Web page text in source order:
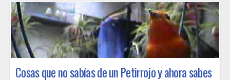
Cosas que no sabías de un Petirrojo y ahora sabes